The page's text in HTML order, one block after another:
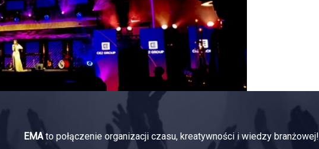
DATA MODUL
REFERENCJE
EMAto połączenie organizacji czasu, kreatywności i wiedzy branżowej!